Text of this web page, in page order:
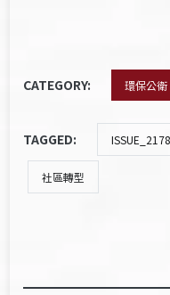
CATEGORY: 環保公衛
TAGGED: ISSUE_2178
社區轉型